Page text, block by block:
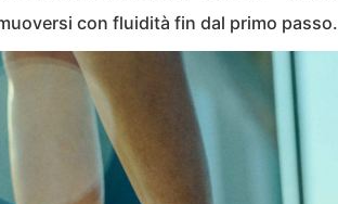
con fluidità fin dal primo passo.